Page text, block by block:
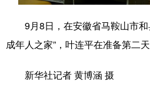
9月8日，在安徽省马鞍山市和
成年人之家”，叶连平在准备第二天
新华社记者 黄博涵 摄